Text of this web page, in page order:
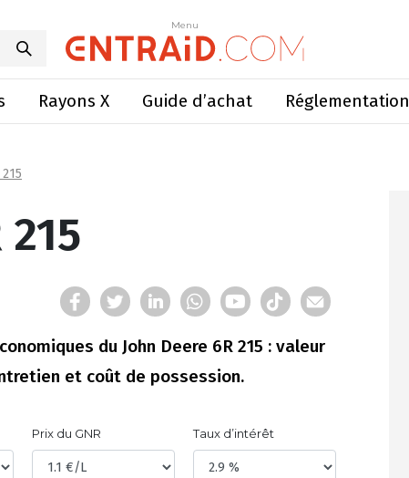
Équipements
Menu
Rayons X Guide d’achat Réglementation
du John Deere 6R 215 : valeur
et coût de possession.
Prix du GNR Taux d’intérêt